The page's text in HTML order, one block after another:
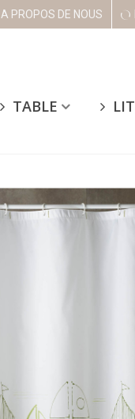
A PROPOS DE NOUS
TABLE LIT